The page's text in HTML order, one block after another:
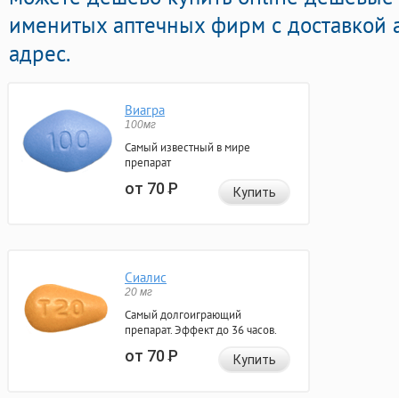
именитых аптечных фирм с доставкой
адрес.
Виагра
100мг
Самый известный в мире
препарат
от 70Р Купить
Сиалис
20 мг
Самый долгоиграющий
препарат. Эффект до 36 часов.
от 70Р Купить